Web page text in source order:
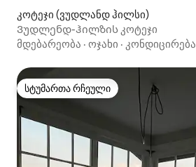
კოტეჯი (ვუდლანდ ჰილსი)
Ვუდლენდ-ჰილზის კოტეჯი
მდებარეობა · ოჯახი · კონდიცირება
სტუმართა რჩეული
სტუმართა რჩეული